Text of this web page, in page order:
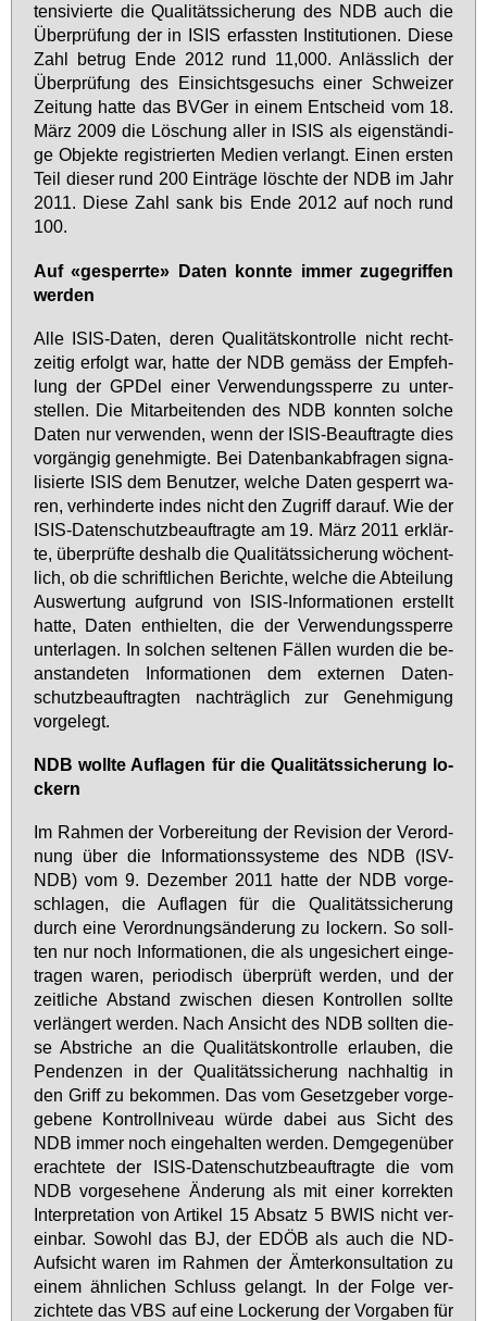
ten­si­vier­te die Qua­li­täts­si­che­rung des NDB auch die
Über­prü­fung der in ISIS er­fass­ten In­sti­tu­tio­nen. Die­se
Zahl be­trug En­de 2012 rund 11,000. An­läss­lich der
Über­prü­fung des Ein­sichts­ge­suchs ei­ner Schwei­zer
Zei­tung hat­te das BV­Ger in ei­nem Ent­scheid vom 18.
März 2009 die Lö­schung al­ler in ISIS als ei­gen­stän­di­
ge Ob­jek­te re­gis­trier­ten Me­di­en ver­langt. Ei­nen ers­ten
Teil die­ser rund 200 Ein­trä­ge lösch­te der NDB im Jahr
2011. Die­se Zahl sank bis En­de 2012 auf noch rund
100.
Auf «ge­sperr­te» Da­ten konn­te im­mer zu­ge­grif­fen
wer­den
Al­le ISIS-Da­ten, de­ren Qua­li­täts­kon­trol­le nicht recht­
zei­tig er­folgt war, hat­te der NDB ge­mäss der Emp­feh­
lung der GPDel ei­ner Ver­wen­dungs­sper­re zu un­ter­
stel­len. Die Mit­ar­bei­ten­den des NDB konn­ten sol­che
Da­ten nur ver­wen­den, wenn der ISIS-Be­auf­trag­te dies
vor­gän­gig ge­neh­mig­te. Bei Da­ten­bank­ab­fra­gen si­gna­
li­sier­te ISIS dem Be­nut­zer, wel­che Da­ten ge­sperrt wa­
ren, ver­hin­der­te in­des nicht den Zu­griff dar­auf. Wie der
ISIS-Da­ten­schutz­be­auf­trag­te am 19. März 2011 er­klär­
te, über­prüf­te des­halb die Qua­li­täts­si­che­rung wö­chent­
lich, ob die schrift­li­chen Be­rich­te, wel­che die Ab­tei­lung
Aus­wer­tung auf­grund von ISIS-In­for­ma­tio­nen er­stellt
hat­te, Da­ten ent­hiel­ten, die der Ver­wen­dungs­sper­re
un­ter­la­gen. In sol­chen sel­te­nen Fäl­len wur­den die be­
an­stan­de­ten In­for­ma­tio­nen dem ex­ter­nen Da­ten­
schutz­be­auf­trag­ten nach­träg­lich zur Ge­neh­mi­gung
vor­ge­legt.
NDB woll­te Auf­la­gen für die Qua­li­täts­si­che­rung lo­
ckern
Im Rah­men der Vor­be­rei­tung der Re­vi­si­on der Ver­ord­
nung über die In­for­ma­ti­ons­sys­te­me des NDB (ISV-
NDB) vom 9. De­zem­ber 2011 hat­te der NDB vor­ge­
schla­gen, die Auf­la­gen für die Qua­li­täts­si­che­rung
durch ei­ne Ver­ord­nungs­än­de­rung zu lo­ckern. So soll­
ten nur noch In­for­ma­tio­nen, die als un­ge­si­chert ein­ge­
tra­gen wa­ren, pe­ri­odisch über­prüft wer­den, und der
zeit­li­che Ab­stand zwi­schen die­sen Kon­trol­len soll­te
ver­län­gert wer­den. Nach An­sicht des NDB soll­ten die­
se Ab­stri­che an die Qua­li­täts­kon­trol­le er­lau­ben, die
Pen­den­zen in der Qua­li­täts­si­che­rung nach­hal­tig in
den Griff zu be­kom­men. Das vom Ge­setz­ge­ber vor­ge­
ge­be­ne Kon­troll­ni­veau wür­de da­bei aus Sicht des
NDB im­mer noch ein­ge­hal­ten wer­den. Dem­ge­gen­über
er­ach­te­te der ISIS-Da­ten­schutz­be­auf­trag­te die vom
NDB vor­ge­se­he­ne Än­de­rung als mit ei­ner kor­rek­ten
In­ter­pre­ta­ti­on von Ar­ti­kel 15 Ab­satz 5 BWIS nicht ver­
ein­bar. So­wohl das BJ, der EDÖB als auch die ND-
Auf­sicht wa­ren im Rah­men der Äm­ter­kon­sul­ta­ti­on zu
ei­nem ähn­li­chen Schluss ge­langt. In der Fol­ge ver­
zich­te­te das VBS auf ei­ne Lo­cke­rung der Vor­ga­ben für